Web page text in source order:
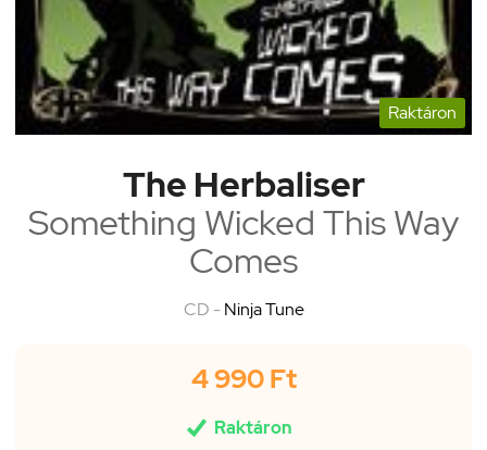
Raktáron
The Herbaliser
Something Wicked This Way
Comes
CD -Ninja Tune
4 990 Ft
 Raktáron